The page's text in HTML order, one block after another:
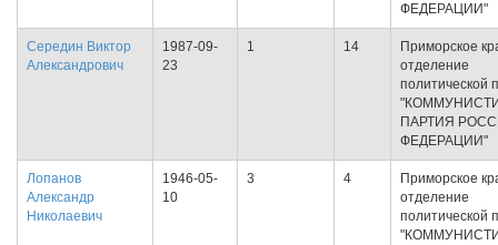
ФЕДЕРАЦИИ"
Середин Виктор
Александрович
1987-09-
23
1 14
Приморское
отделение
политической
ПАРТИЯ
ФЕДЕРАЦИИ"
Лопанов
Александр
Николаевич
1946-05-
10
3 4
Приморское
отделение
политической